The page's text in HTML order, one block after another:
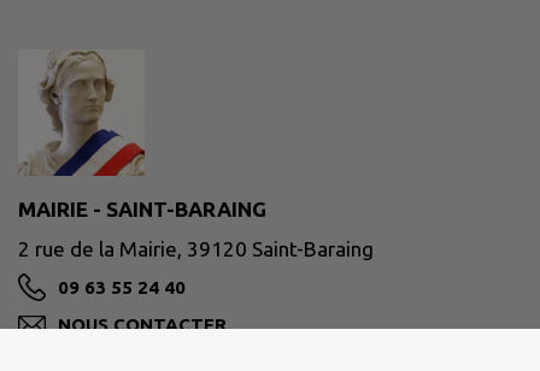
MAIRIE - SAINT-BARAING
2 rue de la Mairie, 39120 Saint-Baraing
09 63 55 24 40
NOUS CONTACTER